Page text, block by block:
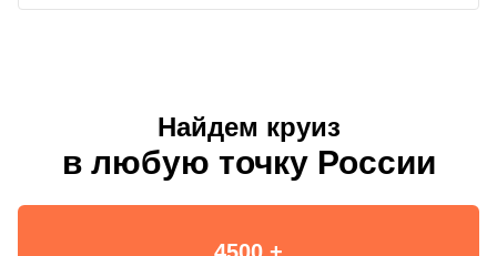
Найдем круиз
в любую точку России